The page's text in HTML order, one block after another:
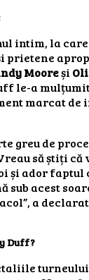
intim, la
prietene
Mooreși
le-a
marcat
greu de
să știți că
și ador faptul
sub acest
a
Duff?